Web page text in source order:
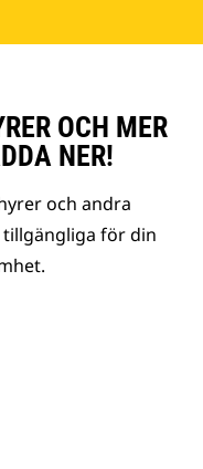
OCH MER
NER!
och andra
för din